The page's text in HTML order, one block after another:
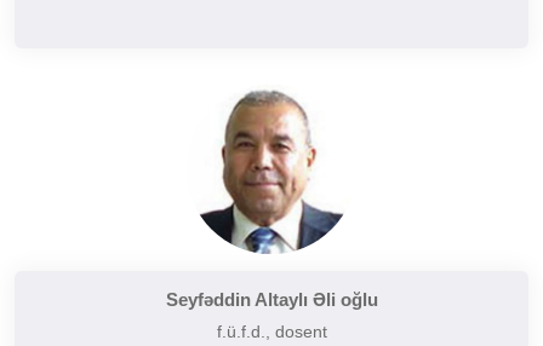
Seyfəddin Altaylı Əli oğlu
f.ü.f.d., dosent